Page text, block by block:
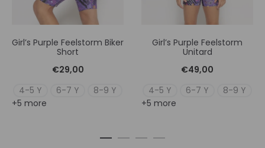
Girl’s Purple Feelstorm Biker
Short
€29,00
4-5 Y
6-7 Y
8-9 Y
+5 more
Girl’s Purple Feelstorm
Unitard
€49,00
4-5 Y
6-7 Y
8-9 Y
+5 more